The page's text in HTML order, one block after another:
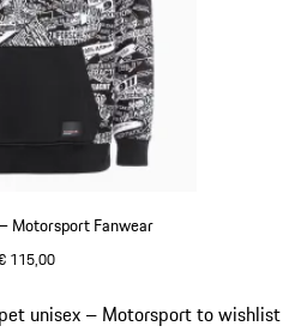
Motorsport Fanwear
115,00
unisex – Motorsport to wishlist